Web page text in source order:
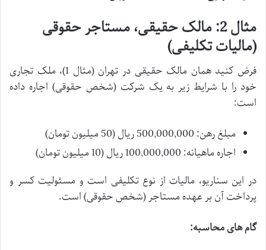
مثال 2: مالک حقیقی، مستاجر حقوقی
(مالیات تکلیفی)
فرض کنید همان مالک حقیقی در تهران (مثال 1)، ملک تجاری
خود را با شرایط زیر به یک شرکت (شخص حقوقی) اجاره داده
است:
مبلغ رهن: 500,000,000 ریال (50 میلیون تومان)
اجاره ماهیانه: 100,000,000 ریال (10 میلیون تومان)
در این سناریو، مالیات از نوع تکلیفی است و مسئولیت کسر و
پرداخت آن بر عهده مستاجر (شخص حقوقی) است.
گام های محاسبه: